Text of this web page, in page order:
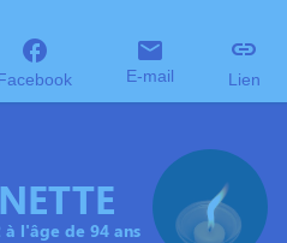
E-mail Lien
l'âge de 94 ans